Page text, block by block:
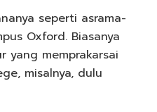
seperti asrama-
Oxford. Biasanya
yang memprakarsai
misalnya, dulu